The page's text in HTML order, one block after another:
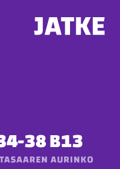
38 B13
AURINKO